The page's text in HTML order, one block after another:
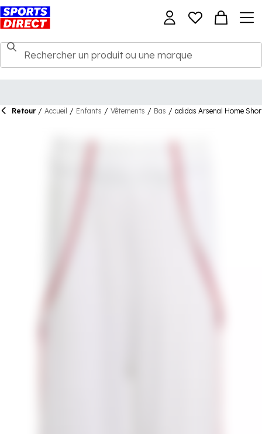
Retour / Accueil / Enfants / Vêtements / Bas / adidas Arsenal Home